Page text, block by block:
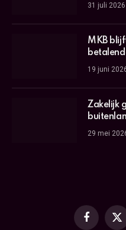
31 juli 2026
MKB
19 juni
Zakelijk
29 mei
Facebook
X